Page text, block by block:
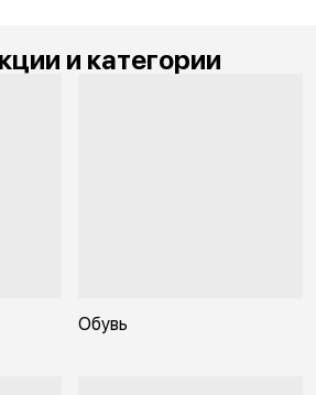
и категории
Обувь